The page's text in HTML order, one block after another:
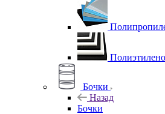
Бочки
Назад
Бочки